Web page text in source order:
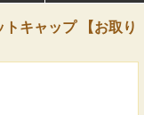
キャップ 【お取り